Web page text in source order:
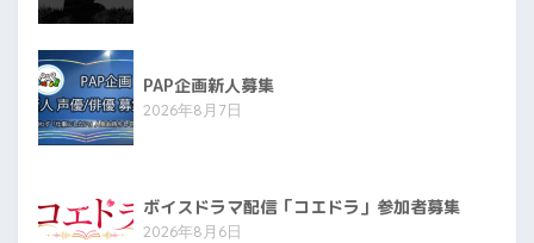
PAP企画新人募集
2026年8月7日
ボイスドラマ配信「コエドラ」参加者募集
2026年8月6日